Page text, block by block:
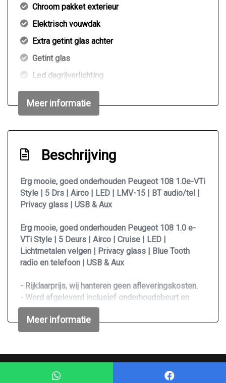
Chroom pakket exterieur
Elektrisch vouwdak
Extra getint glas achter
Getint glas
Led dagrijverlichting
Lichtmetalen velgen 15"
Meer info? bel of app 06-46710581
Mistlampen voor
Sportvelgen
Overige
100% onderhouden
1e eigenaar
Anti blokkeer systeem
Bluetooth
Elektronisch stabiliteits programma
Hoofd airbag(s) achter
Passagiersairbag
Meer informatie
Beschrijving
Erg mooie, goed onderhouden Peugeot 108 1.0e-VTi
Style | 5 Drs | Airco | LED | LMV-15 | BT audio/tel |
Privacy glass | USB & Aux
Erg mooie, goed onderhouden Peugeot 108 1.0 e-
VTi Style | 5 Deurs | Airco | Cruise | LED |
Lichtmetalen velgen | Privacy glass | Blue Tooth
radio en telefoon | USB & Aux
- Rijklaarprijs, wij hanteren geen afleveringskosten.
- Word afgeleverd inclusief onderhoudsbeurt en
nieuwe APK.
- Eerste eigenaar
- Goede en koude Airco!
- Rijd en schakelt zeer goed.
- 2 Sleutels.
Meer informatie
Mogelijk gemaakt door